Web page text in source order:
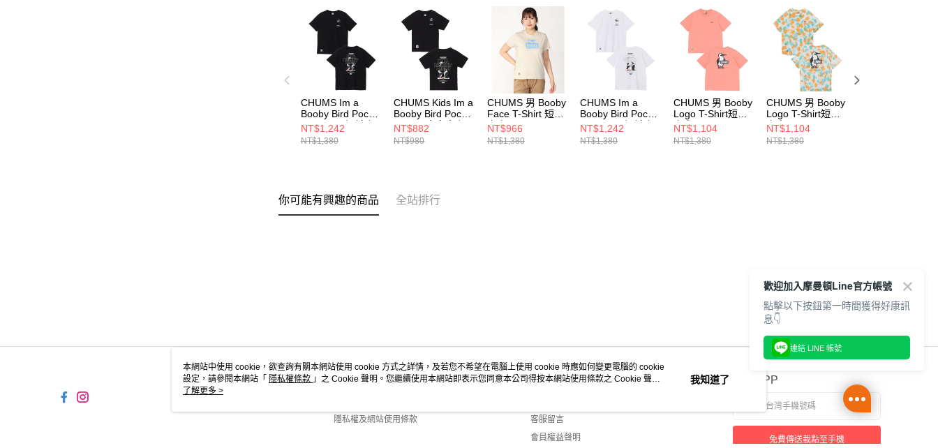
CHUMS Im a
Booby Bird Pocket
T-Shirt 男 短袖上
衣 黑色
CH012750K001
NT$1,242
NT$1,380
CHUMS Kids Im a
Booby Bird Pocket
T-Shirt 中大童 短
袖上衣 黑色
CH211447K001
NT$882
NT$980
CHUMS 男 Booby
Face T-Shirt 短袖
上衣
CH012278G075
NT$966
NT$1,380
CHUMS Im a
Booby Bird Pocket
T-Shirt 男 短袖上
衣 白色
CH012750W001
NT$1,242
NT$1,380
CHUMS 男 Booby
Logo T-Shirt短袖
上衣
CH012279R018
NT$1,104
NT$1,380
CHUMS 男 Booby
Logo T-Shirt短袖
上衣
CH012279Z358
NT$1,104
NT$1,380
你可能有興趣的商品 全站排行
關於我們
隱私權及網站使用條款
客服資訊
客服留言
會員權益聲明
官方APP
免費傳送載點至手機
本網站中使用 cookie，欲查詢有關本網站使用 cookie 方式之詳情，及若您不希望在電腦上使用 cookie 時應如何變更電腦的 cookie
設定，請參閱本網站「 隱私權條款 」之 Cookie 聲明。您繼續使用本網站即表示您同意本公司得按本網站使用條款之 Cookie 聲明
使用 cookie。
了解更多 >
我知道了
歡迎加入摩曼頓Line官方帳號
點擊以下按鈕第一時間獲得好康訊
息👇
連結 LINE 帳號